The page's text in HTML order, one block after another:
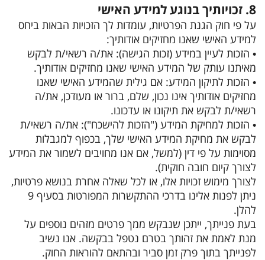
8. זכויותיך בנוגע למידע האישי
על פי חוק הגנת הפרטיות, עומדות לך הזכויות הבאות ביחס
למידע האישי שאנו מחזיקים אודותיך:
• הזכות לעיין במידע (זכות הגישה): את/ה רשאי/ת לבקש
מאיתנו עותק של המידע האישי שאנו מחזיקים אודותיך.
• הזכות לתיקון המידע: אם גילית שהמידע האישי שאנו
מחזיקים אודותיך אינו נכון, שלם, ברור או מעודכן, את/ה
רשאי/ת לבקש את תיקונו או עדכונו.
• הזכות למחיקת המידע ("הזכות להישכח"): את/ה רשאי/ת
לבקש את מחיקת המידע האישי שלך, בכפוף למגבלות
מסוימות על פי דין (למשל, אם אנו מחויבים לשמור את המידע
לצורך קיום חובה חוקית).
לצורך מימוש זכויות אלו, או לכל שאלה אחרת בנושא פרטיות,
ניתן לפנות אלינו בדרכי ההתקשרות המפורטות בסעיף 9
להלן.
בעת פנייתך, ייתכן שנבקש ממך פרטים מזהים נוספים על
מנת לאמת את זהותך בטרם נטפל בבקשה. אנו נשיב
לפנייתך בתוך פרק זמן סביר ובהתאם להוראות החוק.